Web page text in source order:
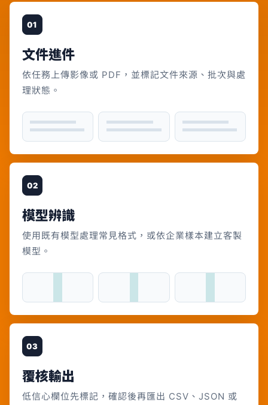
01
文件進件
依任務上傳影像或 PDF，並標記文件來源、批次與處
理狀態。
02
模型辨識
使用既有模型處理常見格式，或依企業樣本建立客製
模型。
03
覆核輸出
低信心欄位先標記，確認後再匯出 CSV、JSON 或